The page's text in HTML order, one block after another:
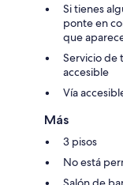
Si tienes
ponte en
que
Servicio de
accesible
Vía
Más
3 pisos
No está